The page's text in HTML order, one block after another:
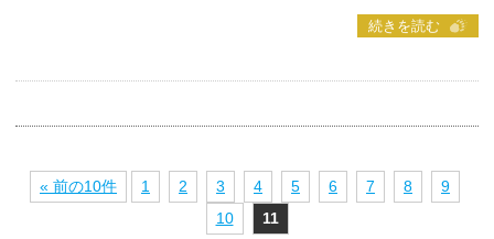
続きを読む
« 前の10件 1 2 3 4 5 6 7 8
9
10
11